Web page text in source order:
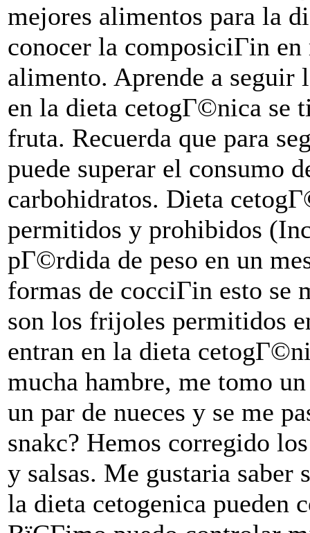
mejores alimentos para la
conocer la composiciГіn
alimento. Aprende a seguir
en la dieta cetogГ©nica se
fruta. Recuerda que para
puede superar el consumo
carbohidratos. Dieta
permitidos y prohibidos
pГ©rdida de peso en un
formas de cocciГіn esto
son los frijoles permitidos
entran en la dieta
mucha hambre, me tomo
un par de nueces y se me
snakc? Hemos corregido
y salsas. Me gustaria
la dieta cetogenica pueden